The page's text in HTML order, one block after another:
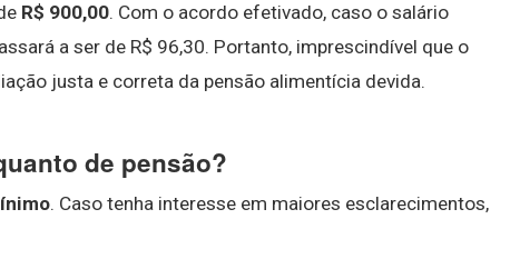
R$ 900,00. Com o acordo efetivado, caso o salário
a ser de R$ 96,30. Portanto, imprescindível que o
justa e correta da pensão alimentícia devida.
de pensão?
. Caso tenha interesse em maiores esclarecimentos,